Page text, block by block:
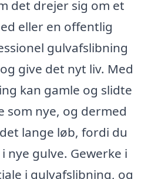
det drejer sig om et
eller en offentlig
gulvafslibning
give det nyt liv. Med
kan gamle og slidte
som nye, og dermed
lange løb, fordi du
nye gulve. Gewerke i
i gulvafslibning, og